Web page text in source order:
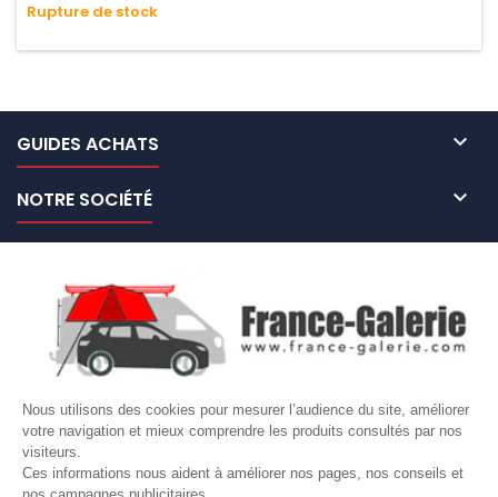
Nous utilisons des cookies pour mesurer l’audience du site, améliorer
votre navigation et mieux comprendre les produits consultés par nos
visiteurs.
Ces informations nous aident à améliorer nos pages, nos conseils et
n'absorbe pas l'eau.
Rupture de stock
GUIDES ACHATS 
NOTRE SOCIÉTÉ 
VOTRE COMPTE 
Site protégé par reCAPTCHA.
LETTRE D'INFORMATIONS